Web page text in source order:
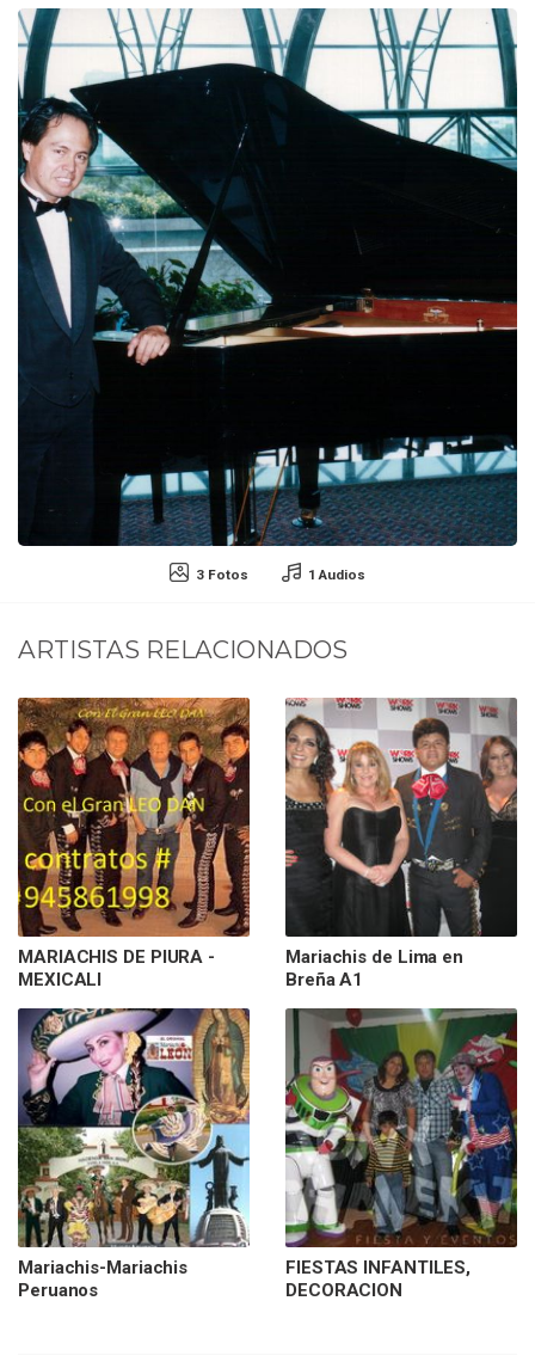
3 Fotos 1 Audios
ARTISTAS RELACIONADOS
MARIACHIS DE PIURA -
MEXICALI
Mariachis de Lima en
Breña A1
Mariachis-Mariachis
Peruanos
FIESTAS INFANTILES,
DECORACION